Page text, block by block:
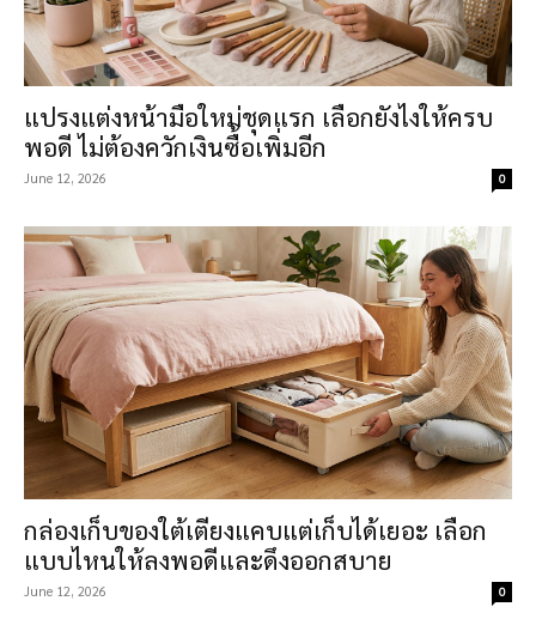
แปรงแต่งหน้ามือใหม่ชุดแรก เลือกยังไงให้ครบ
พอดี ไม่ต้องควักเงินซื้อเพิ่มอีก
June 12, 2026 0
กล่องเก็บของใต้เตียงแคบแต่เก็บได้เยอะ เลือก
แบบไหนให้ลงพอดีและดึงออกสบาย
June 12, 2026 0